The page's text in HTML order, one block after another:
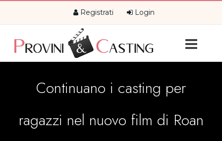
Registrati Login
Continuano i casting per
ragazzi nel nuovo film di Roan